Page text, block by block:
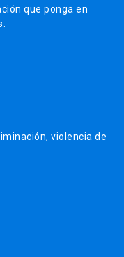
que ponga en
violencia de